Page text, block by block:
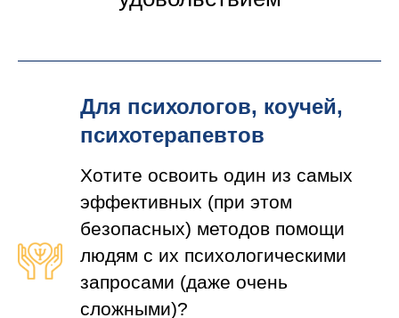
Для психологов, коучей,
психотерапевтов
Хотите освоить один из самых
эффективных (при этом
безопасных) методов помощи
людям с их психологическими
запросами (даже очень
сложными)?